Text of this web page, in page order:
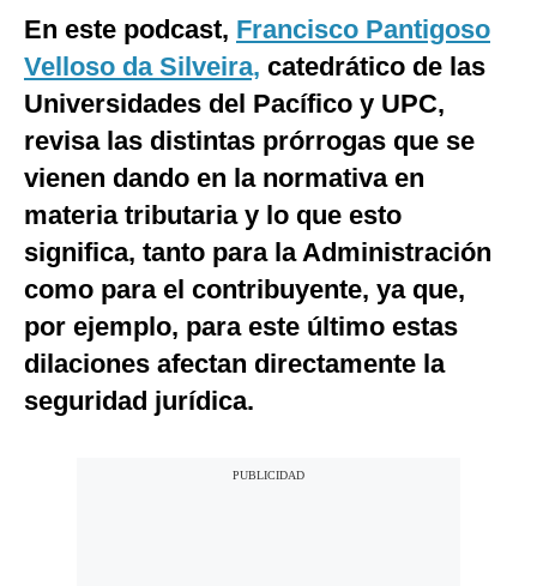
Internacional
Tecnología
Club del Suscriptor
Mix
G de Gestión
Notas Contratadas
Podcast
Gestión TV
Videos
En este podcast, Francisco Pantigoso
Velloso da Silveira, catedrático de las
Universidades del Pacífico y UPC,
revisa las distintas prórrogas que se
vienen dando en la normativa en
materia tributaria y lo que esto
significa, tanto para la Administración
como para el contribuyente, ya que,
por ejemplo, para este último estas
dilaciones afectan directamente la
seguridad jurídica.